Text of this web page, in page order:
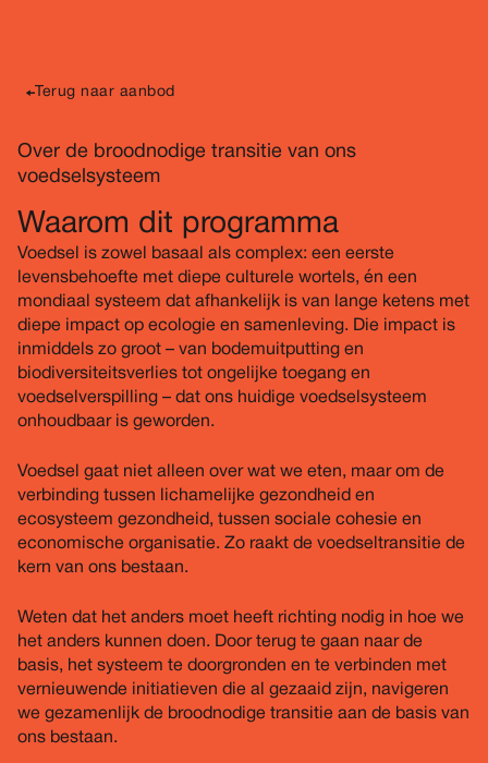
Terug naar aanbod
Over de broodnodige transitie van ons
voedselsysteem
Waarom dit programma
Voedsel is zowel basaal als complex: een eerste
levensbehoefte met diepe culturele wortels, én een
mondiaal systeem dat afhankelijk is van lange ketens met
diepe impact op ecologie en samenleving. Die impact is
inmiddels zo groot – van bodemuitputting en
biodiversiteitsverlies tot ongelijke toegang en
voedselverspilling – dat ons huidige voedselsysteem
onhoudbaar is geworden.
Voedsel gaat niet alleen over wat we eten, maar om de
verbinding tussen lichamelijke gezondheid en
ecosysteem gezondheid, tussen sociale cohesie en
economische organisatie. Zo raakt de voedseltransitie de
kern van ons bestaan.
Weten dat het anders moet heeft richting nodig in hoe we
het anders kunnen doen. Door terug te gaan naar de
basis, het systeem te doorgronden en te verbinden met
vernieuwende initiatieven die al gezaaid zijn, navigeren
we gezamenlijk de broodnodige transitie aan de basis van
ons bestaan.